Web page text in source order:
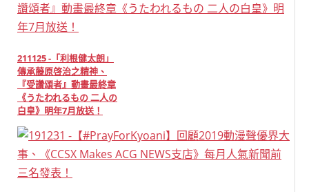
211125 -「利根健太朗」
傳承藤原啓治之精神、
『受讚頌者』動畫最終章
《うたわれるもの 二人の
白皇》明年7月放送！